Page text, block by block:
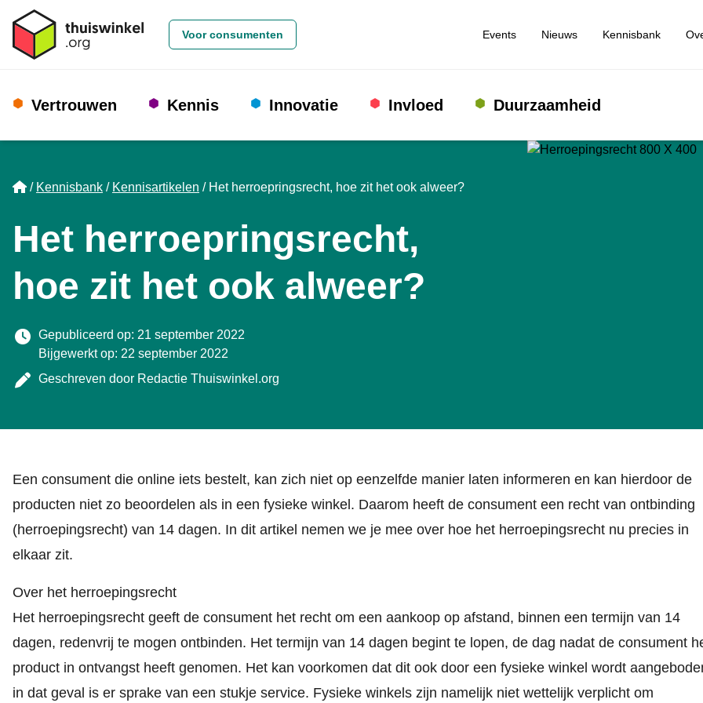
Voor consumenten Events Nieuws Kennisbank
Vertrouwen Kennis Innovatie Invloed Duurzaamheid
Home
Kennisbank Kennisartikelen Het herroepringsrecht, hoe zit het ook alweer?
Het herroepringsrecht,
hoe zit het ook alweer?
Gepubliceerd op: 21 september 2022
Bijgewerkt op: 22 september 2022
Geschreven door Redactie Thuiswinkel.org
Een consument die online iets bestelt, kan zich niet op eenzelfde manier laten informeren en kan hierdoor de
producten niet zo beoordelen als in een fysieke winkel. Daarom heeft de consument een recht van ontbinding
(herroepingsrecht) van 14 dagen. In dit artikel nemen we je mee over hoe het herroepingsrecht nu precies in
elkaar zit.
Over het herroepingsrecht
Het herroepingsrecht geeft de consument het recht om een aankoop op afstand, binnen een termijn van 14
dagen, redenvrij te mogen ontbinden. Het termijn van 14 dagen begint te lopen, de dag nadat de consument
product in ontvangst heeft genomen. Het kan voorkomen dat dit ook door een fysieke winkel wordt
in dat geval is er sprake van een stukje service. Fysieke winkels zijn namelijk niet wettelijk verplicht om